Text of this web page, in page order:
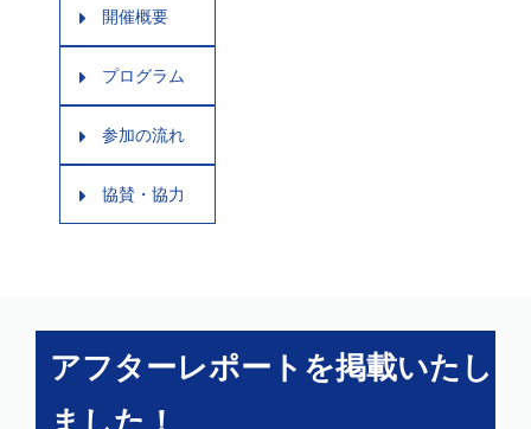
開催概要
プログラム
参加の流れ
協賛・協力
アフターレポートを掲載いたし
ました！